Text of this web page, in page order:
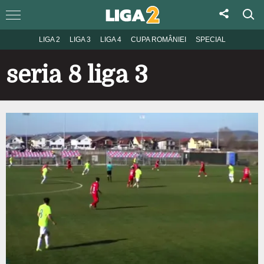
LIGA 2 LIGA 3 LIGA 4 CUPA ROMÂNIEI SPECIAL
seria 8 liga 3